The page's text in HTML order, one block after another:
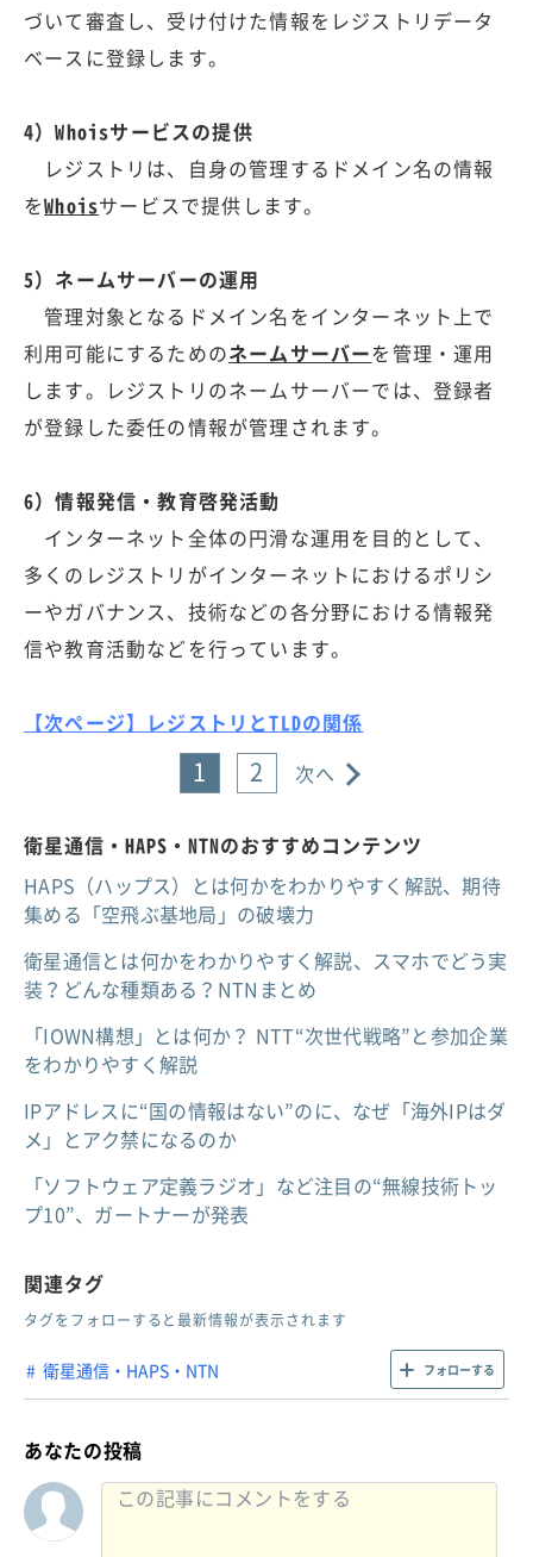
づいて審査し、受け付けた情報をレジストリデータ
ベースに登録します。
4）Whoisサービスの提供
レジストリは、自身の管理するドメイン名の情報
をWhoisサービスで提供します。
5）ネームサーバーの運用
管理対象となるドメイン名をインターネット上で
利用可能にするためのネームサーバーを管理・運用
します。レジストリのネームサーバーでは、登録者
が登録した委任の情報が管理されます。
6）情報発信・教育啓発活動
インターネット全体の円滑な運用を目的として、
多くのレジストリがインターネットにおけるポリシ
ーやガバナンス、技術などの各分野における情報発
信や教育活動などを行っています。
【次ページ】レジストリとTLDの関係
1 2 次へ
衛星通信・HAPS・NTNのおすすめコンテンツ
HAPS（ハップス）とは何かをわかりやすく解説、期待
集める「空飛ぶ基地局」の破壊力
衛星通信とは何かをわかりやすく解説、スマホでどう実
装？どんな種類ある？NTNまとめ
「IOWN構想」とは何か？ NTT“次世代戦略”と参加企業
をわかりやすく解説
IPアドレスに“国の情報はない”のに、なぜ「海外IPはダ
メ」とアク禁になるのか
「ソフトウェア定義ラジオ」など注目の“無線技術トッ
プ10”、ガートナーが発表
関連タグ
タグをフォローすると最新情報が表示されます
衛星通信・HAPS・NTN フォローする
あなたの投稿